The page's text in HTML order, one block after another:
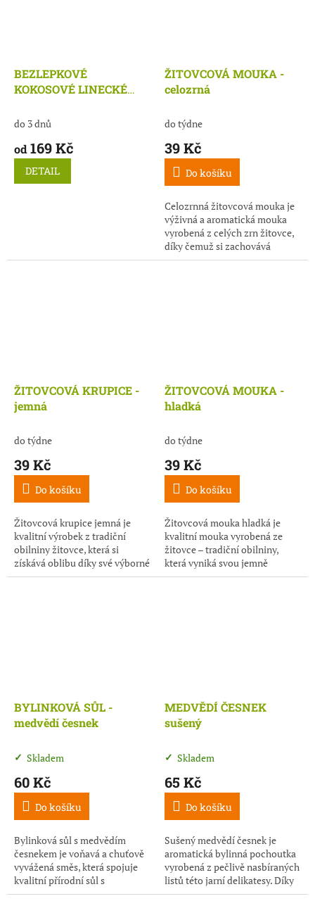
BEZLEPKOVÉ
KOKOSOVÉ LINECKÉ
do 3 dnů
od 169 Kč
DETAIL
ŽITOVCOVÁ MOUKA -
celozrná
do týdne
39 Kč
Do košíku
Celozrnná žitovcová mouka je
výživná a aromatická mouka
vyrobená z celých zrn žitovce,
díky čemuž si zachovává
veškeré cenné části zrna –
ŽITOVCOVÁ KRUPICE -
jemná
do týdne
39 Kč
Do košíku
Žitovcová krupice jemná je
kvalitní výrobek z tradiční
obilniny žitovce, která si
získává oblibu díky své výborné
chuti a vysoké nutriční
ŽITOVCOVÁ MOUKA -
hladká
do týdne
39 Kč
Do košíku
Žitovcová mouka hladká je
kvalitní mouka vyrobená ze
žitovce – tradiční obilniny,
která vyniká svou jemně
oříškovou chutí a přirozenou
BYLINKOVÁ SŮL -
medvědí česnek
Skladem
60 Kč
Do košíku
Bylinková sůl s medvědím
česnekem je voňavá a chuťově
vyvážená směs, která spojuje
kvalitní přírodní sůl s
aromatickými bylinkami a
MEDVĚDÍ ČESNEK
sušený
Skladem
65 Kč
Do košíku
Sušený medvědí česnek je
aromatická bylinná pochoutka
vyrobená z pečlivě nasbíraných
listů této jarní delikatesy. Díky
šetrnému sušení si zachovává